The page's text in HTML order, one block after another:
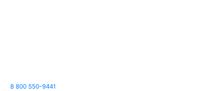
8 800 550-9441